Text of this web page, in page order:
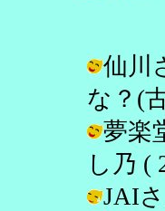
仙川
な？(
夢楽
し乃 (
JAI